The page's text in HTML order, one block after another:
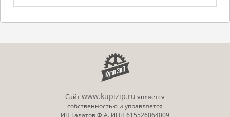
Сайтwww.kupizip.ru является
собственностью и управляется
ИП Галатов Ф.А. ИНН 615526064009